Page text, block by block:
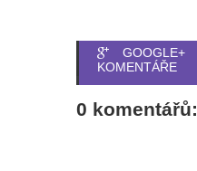
GOOGLE+
KOMENTÁŘE
0 komentářů: